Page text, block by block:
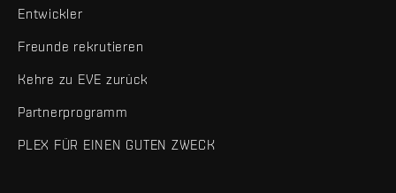
Entwickler
Freunde rekrutieren
Kehre zu EVE zurück
Partnerprogramm
PLEX FÜR EINEN GUTEN ZWECK